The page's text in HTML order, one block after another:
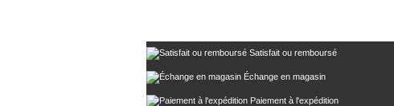
Satisfait ou remboursé
Échange en magasin
Paiement à l'expédition